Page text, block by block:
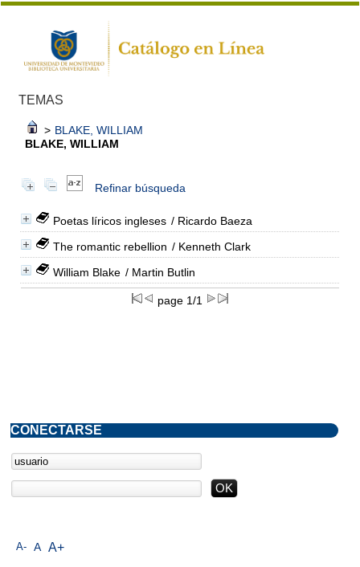
TEMAS
> BLAKE, WILLIAM
BLAKE, WILLIAM
Refinar búsqueda
Poetas líricos ingleses / Ricardo Baeza
The romantic rebellion / Kenneth Clark
William Blake / Martin Butlin
page 1/1
A- A A+
CONECTARSE